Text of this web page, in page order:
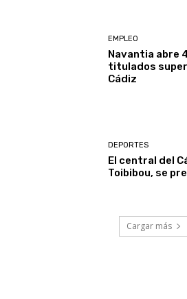
EMPLEO
Navantia abre
titulados
Cádiz
DEPORTES
El central del
Toibibou, se
Cargar más